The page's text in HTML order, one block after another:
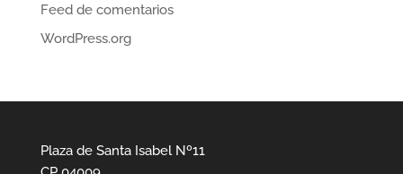
Feed de comentarios
WordPress.org
Plaza de Santa Isabel Nº11